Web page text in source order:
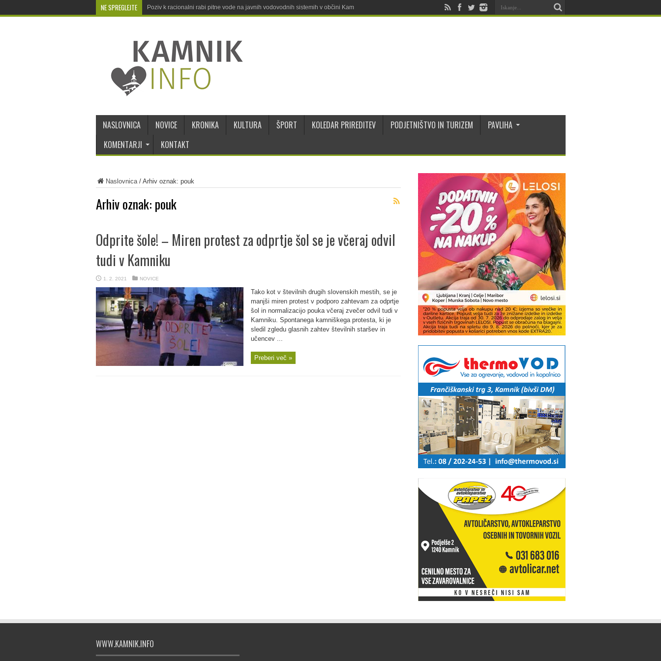
NE SPREGLEJTE Poziv k racionalni rabi pitne vode na javnih vodovodnih sistemih v občini Kamnik
NASLOVNICA NOVICE KRONIKA KULTURA ŠPORT KOLEDAR PRIREDITEV PODJETNIŠTVO IN TURIZEM
PAVLIHA
KOMENTARJI
KONTAKT
Naslovnica/ Arhiv oznak: pouk
Arhiv oznak: pouk
Odprite šole! – Miren protest za odprtje šol se je včeraj odvil
tudi v Kamniku
1. 2. 2021 NOVICE
Tako kot v številnih drugih slovenskih mestih, se je
manjši miren protest v podporo zahtevam za odprtje
šol in normalizacijo pouka včeraj zvečer odvil tudi v
Kamniku. Spontanega kamniškega protesta, ki je
sledil zgledu glasnih zahtev številnih staršev in
učencev ...
Preberi več »
WWW.KAMNIK.INFO